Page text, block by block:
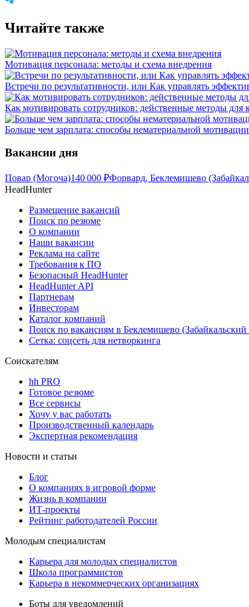
Читайте также
Мотивация персонала: методы и схема внедрения
Встречи по результативности, или Как управлять
Как мотивировать сотрудников: действенные методы для
Больше чем зарплата: способы нематериальной
Вакансии дня
Повар (Могоча)140 000 ₽Форвард, Беклемишево
HeadHunter
Размещение вакансий
Поиск по резюме
О компании
Наши вакансии
Реклама на сайте
Требования к ПО
Безопасный HeadHunter
HeadHunter API
Партнерам
Инвесторам
Каталог компаний
Поиск по вакансиям в Беклемишево (Забайкальский
Сетка: соцсеть для нетворкинга
Соискателям
hh PRO
Готовое резюме
Все сервисы
Хочу у вас работать
Производственный календарь
Экспертная рекомендация
Новости и статьи
Блог
О компаниях в игровой форме
Жизнь в компании
ИТ-проекты
Рейтинг работодателей России
Молодым специалистам
Карьера для молодых специалистов
Школа программистов
Карьера в некоммерческих организациях
Боты для уведомлений